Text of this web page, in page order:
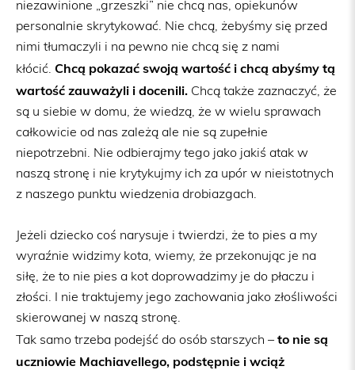
niezawinione „grzeszki” nie chcą nas, opiekunów
personalnie skrytykować. Nie chcą, żebyśmy się przed
nimi tłumaczyli i na pewno nie chcą się z nami
kłócić. Chcą pokazać swoją wartość i chcą abyśmy tą
wartość zauważyli i docenili. Chcą także zaznaczyć, że
są u siebie w domu, że wiedzą, że w wielu sprawach
całkowicie od nas zależą ale nie są zupełnie
niepotrzebni. Nie odbierajmy tego jako jakiś atak w
naszą stronę i nie krytykujmy ich za upór w nieistotnych
z naszego punktu wiedzenia drobiazgach.
Jeżeli dziecko coś narysuje i twierdzi, że to pies a my
wyraźnie widzimy kota, wiemy, że przekonując je na
siłę, że to nie pies a kot doprowadzimy je do płaczu i
złości. I nie traktujemy jego zachowania jako złośliwości
skierowanej w naszą stronę.
Tak samo trzeba podejść do osób starszych – to nie są
uczniowie Machiavellego, podstępnie i wciąż